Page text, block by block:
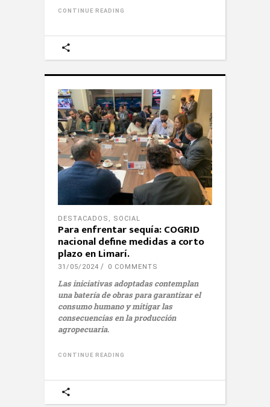
CONTINUE READING
DESTACADOS , SOCIAL
Para enfrentar sequía: COGRID
nacional define medidas a corto
plazo en Limarí.
31/05/2024 0 COMMENTS
Las iniciativas adoptadas contemplan
una batería de obras para garantizar el
consumo humano y mitigar las
consecuencias en la producción
agropecuaria.
CONTINUE READING